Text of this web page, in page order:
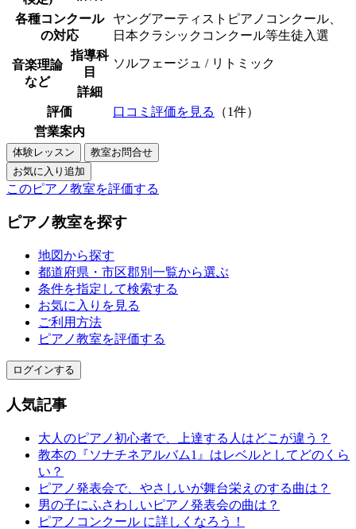
各種コンクール
の対応
ヤングアーティストピアノコンクール、
日本クラシックコンクール等生徒入選
音楽理論
など
指導科
目
ソルフェージュ / リトミック
詳細
評価
口コミ評価を見る
（1件）
営業案内
このピアノ教室を評価する
ピアノ教室を探す
地図から探す
都道府県・市区郡別一覧から選ぶ
条件を指定して検索する
お気に入りを見る
ご利用方法
ピアノ教室を評価する
ログインする
人気記事
大人のピアノ初心者で、上達する人はどこが違う？
教本の『ソナチネアルバム1』はレベルとしてどのくら
い？
ピアノ発表会で、やさしいが舞台栄えのする曲は？
男の子にふさわしいピアノ発表会の曲は？
ピアノコンクール に詳しくなろう！